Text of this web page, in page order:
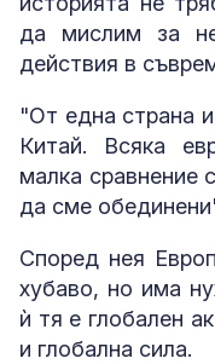
да мислим за
действия в
"От една страна
Китай. Всяка
малка сравнение
да сме
Според нея
хубаво, но има
ѝ тя е глобален
и глобална сила.